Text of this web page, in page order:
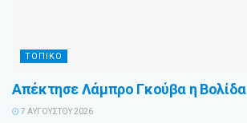
ΤΟΠΙΚΌ
Απέκτησε Λάμπρο Γκούβα η Βολίδα
7 ΑΥΓΟΎΣΤΟΥ 2026